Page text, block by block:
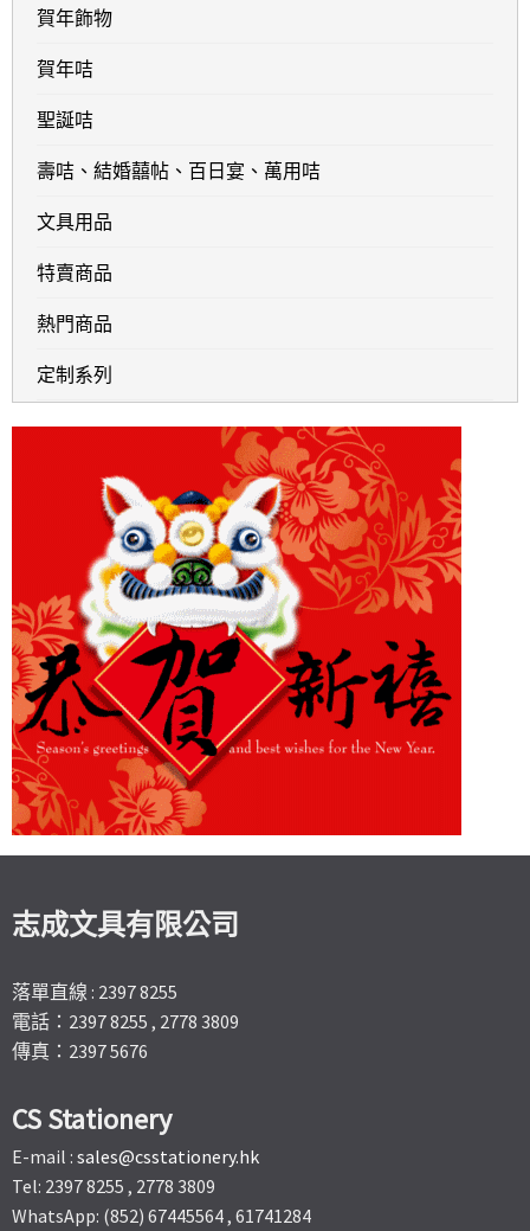
賀年飾物
賀年咭
聖誕咭
壽咭、結婚囍帖、百日宴、萬用咭
文具用品
特賣商品
熱門商品
定制系列
志成文具有限公司
落單直線 : 2397 8255
電話：2397 8255 , 2778 3809
傳真：2397 5676
CS Stationery
E-mail : sales@csstationery.hk
Tel: 2397 8255 , 2778 3809
WhatsApp: (852) 67445564 , 61741284